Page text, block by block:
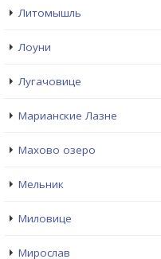
Литомышль
Лоуни
Лугачовице
Марианские Лазне
Махово озеро
Мельник
Миловице
Мирослав